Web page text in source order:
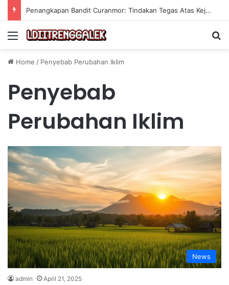
Strategi Investasi dalam Skill untuk Mencapai Keuntungan Jangka Panjang yang Berkelanjutan
Menu
Home / Penyebab Perubahan Iklim
Penyebab
Perubahan Iklim
News
admin April 21, 2025